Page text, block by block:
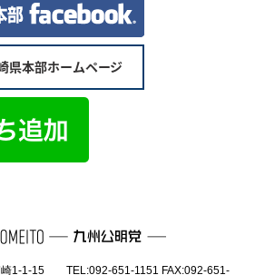
崎1-1-15 TEL:092-651-1151 FAX:092-651-